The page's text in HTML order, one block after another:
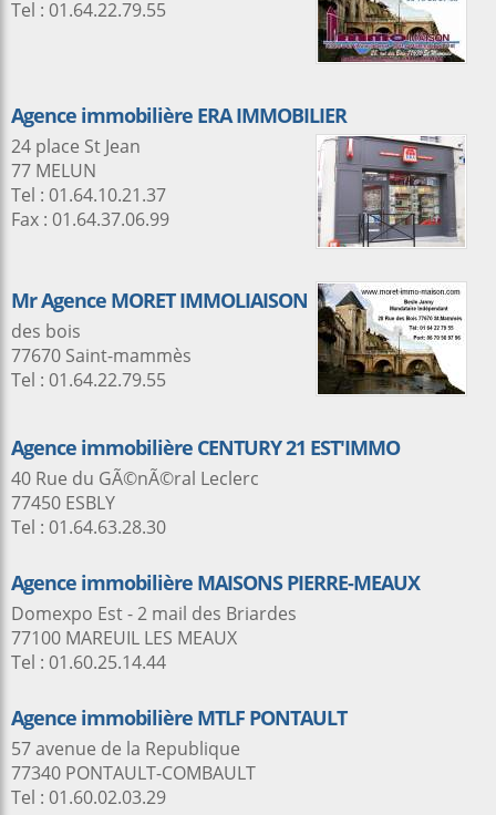
Tel : 01.64.22.79.55
Agence immobilière ERA IMMOBILIER
24 place St Jean
77 MELUN
Tel : 01.64.10.21.37
Fax : 01.64.37.06.99
Mr Agence MORET IMMOLIAISON
des bois
77670 Saint-mammès
Tel : 01.64.22.79.55
Agence immobilière CENTURY 21 EST'IMMO
40 Rue du GÃ©nÃ©ral Leclerc
77450 ESBLY
Tel : 01.64.63.28.30
Agence immobilière MAISONS PIERRE-MEAUX
Domexpo Est - 2 mail des Briardes
77100 MAREUIL LES MEAUX
Tel : 01.60.25.14.44
Agence immobilière MTLF PONTAULT
57 avenue de la Republique
77340 PONTAULT-COMBAULT
Tel : 01.60.02.03.29